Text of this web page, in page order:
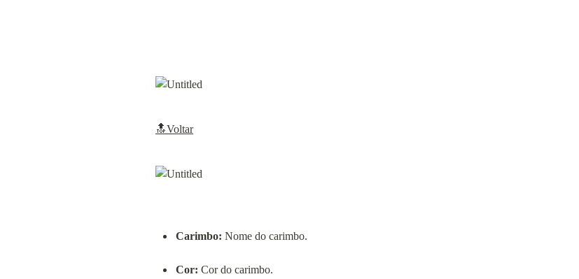
🔝Voltar
Carimbo: Nome do carimbo.
Cor: Cor do carimbo.